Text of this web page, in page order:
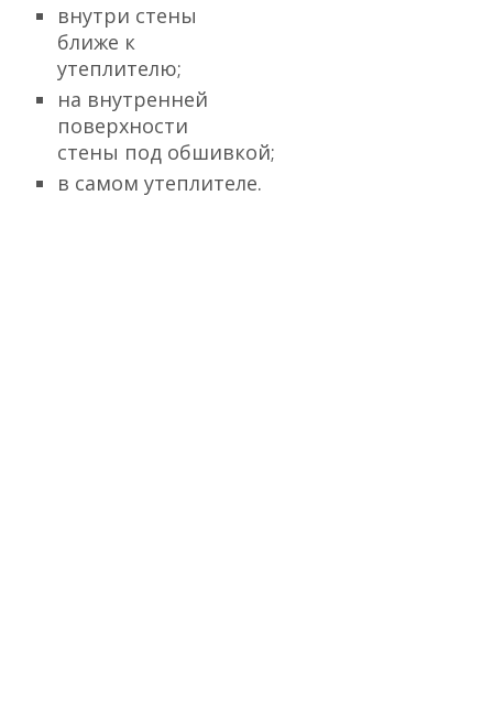
внутри стены
ближе к
утеплителю;
на внутренней
поверхности
стены под обшивкой;
в самом утеплителе.